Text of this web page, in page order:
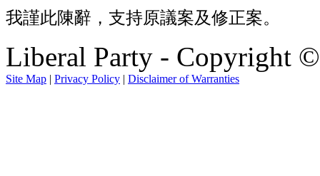
我謹此陳辭，支持原議案及修正案。
Liberal Party - Copyright
Site Map | Privacy Policy | Disclaimer of Warranties